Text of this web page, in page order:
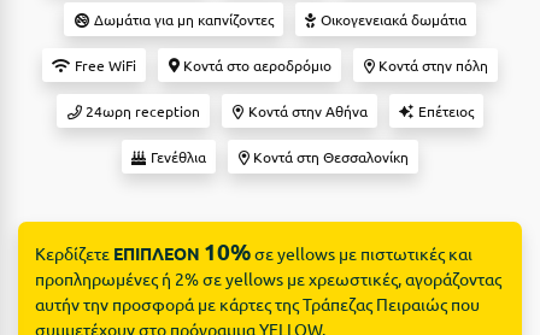
Βυτίνα
Γύθειο
Δες όλες τις προσφορές
Δες όλα τα πακέτα διακοπών
Δωμάτια για μη καπνίζοντες Οικογενειακά δωμάτια
Free WiFi Κοντά στο αεροδρόμιο Κοντά στην πόλη
24ωρη reception Κοντά στην Αθήνα Επέτειος
Γενέθλια Κοντά στη Θεσσαλονίκη
Κερδίζετε ΕΠΙΠΛΕΟΝ 10%σε yellows με πιστωτικές και
προπληρωμένες ή 2% σε yellows με χρεωστικές, αγοράζοντας
αυτήν την προσφορά με κάρτες της Τράπεζας Πειραιώς που
συμμετέχουν στο πρόγραμμα YELLOW.